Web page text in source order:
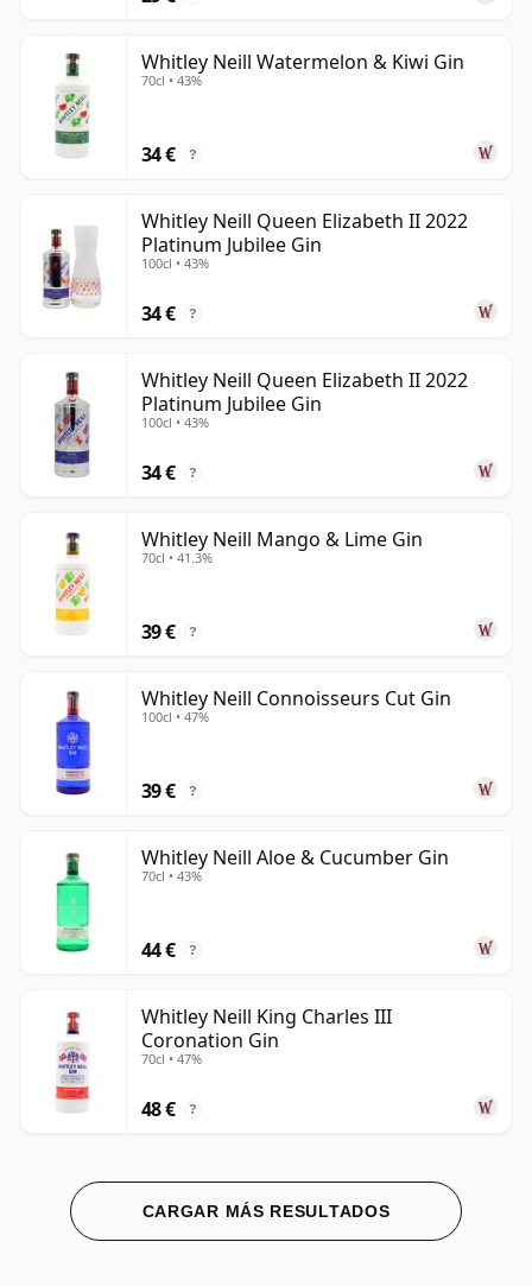
Whitley Neill Watermelon & Kiwi Gin
70cl • 43%
34 € ?
Whitley Neill Queen Elizabeth II 2022
Platinum Jubilee Gin
100cl • 43%
34 € ?
Whitley Neill Queen Elizabeth II 2022
Platinum Jubilee Gin
100cl • 43%
34 € ?
Whitley Neill Mango & Lime Gin
70cl • 41.3%
39 € ?
Whitley Neill Connoisseurs Cut Gin
100cl • 47%
39 € ?
Whitley Neill Aloe & Cucumber Gin
70cl • 43%
44 € ?
Whitley Neill King Charles III
Coronation Gin
70cl • 47%
48 € ?
CARGAR MÁS RESULTADOS